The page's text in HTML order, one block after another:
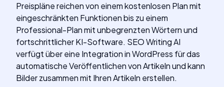
Preispläne reichen von einem kostenlosen Plan mit
eingeschränkten Funktionen bis zu einem
Professional-Plan mit unbegrenzten Wörtern und
fortschrittlicher KI-Software. SEO Writing AI
verfügt über eine Integration in WordPress für das
automatische Veröffentlichen von Artikeln und kann
Bilder zusammen mit Ihren Artikeln erstellen.